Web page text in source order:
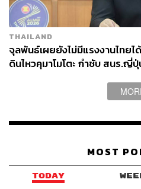
THAILAND
จุลพันธ์เผยยังไม่มีแรงงานไทย
ดินไหวคุมาโมโตะ กำชับ สนร.
MOST
TODAY